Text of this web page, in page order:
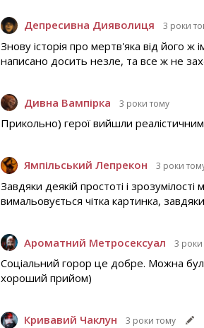
Депресивна Дияволиця 3 роки
Знову історія про мертв'яка від його
написано досить незле, та все ж не
Дивна Вампірка 3 роки тому
Прикольно) герої вийшли
Ямпільський Лепрекон 3 роки
Завдяки деякій простоті і
вимальовується чітка картинка,
Ароматний Метросексуал 3
Соціальний горор це добре. Можна
хороший прийом)
Кривавий Чаклун 3 роки тому